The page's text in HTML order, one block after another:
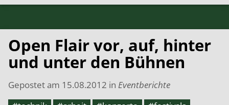
Open Flair vor, auf, hinter
und unter den Bühnen
Gepostet am 15.08.2012 in Eventberichte